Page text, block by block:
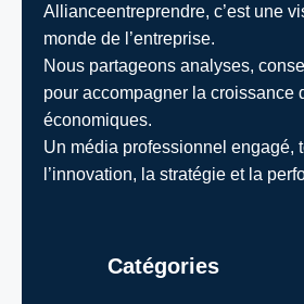
Allianceentreprendre, c’est une
monde de l’entreprise.
Nous partageons analyses,
pour accompagner la croissance
économiques.
Un média professionnel engagé,
l’innovation, la stratégie et la
Catégories